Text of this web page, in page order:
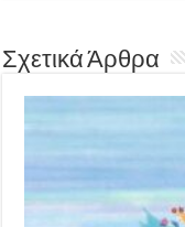
Σχετικά Άρθρα